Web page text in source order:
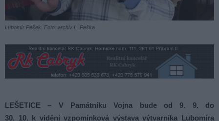
Lubomír Pešek. Foto: archiv L. Peška
LEŠETICE – V Památníku Vojna bude od 9. 9. do
30. 10. k vidění vzpomínková výstava výtvarníka Lubomíra